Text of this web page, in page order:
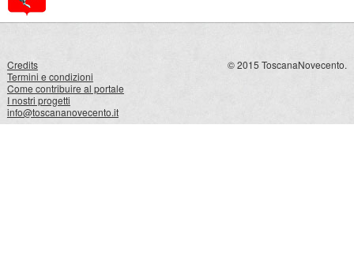
Credits
Termini e condizioni
Come contribuire al portale
I nostri progetti
info@toscananovecento.it
© 2015 ToscanaNovecento.